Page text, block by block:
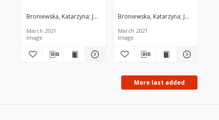
Broniewska, Katarzyna Juszczak, Marek Nowak, Kinga Strojnowski,
March 2021
Image
Broniewska, Katarzyna Juszczak,
March 2021
Image
More last added